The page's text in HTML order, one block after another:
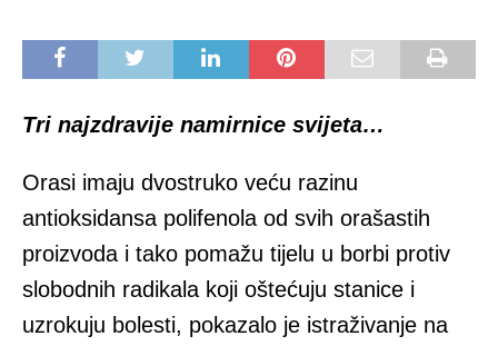
Tri najzdravije namirnice svijeta…
Orasi imaju dvostruko veću razinu
antioksidansa polifenola od svih orašastih
proizvoda i tako pomažu tijelu u borbi protiv
slobodnih radikala koji oštećuju stanice i
uzrokuju bolesti, pokazalo je istraživanje na